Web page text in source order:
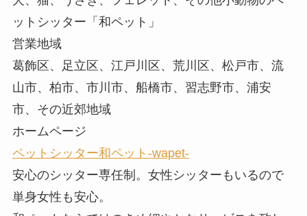
ットシッター「和ペット」
営業地域
葛飾区、足立区、江戸川区、荒川区、松戸市、流
山市、柏市、市川市、船橋市、習志野市、浦安
市、その近郊地域
ホームページ
ペットシッター和ペット-wapet-
安心のシッター専任制。女性シッターもいるので
単身女性も安心。